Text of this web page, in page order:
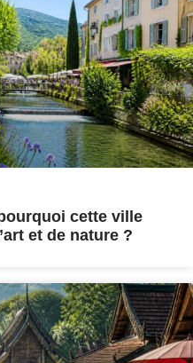
cette ville
et de nature ?